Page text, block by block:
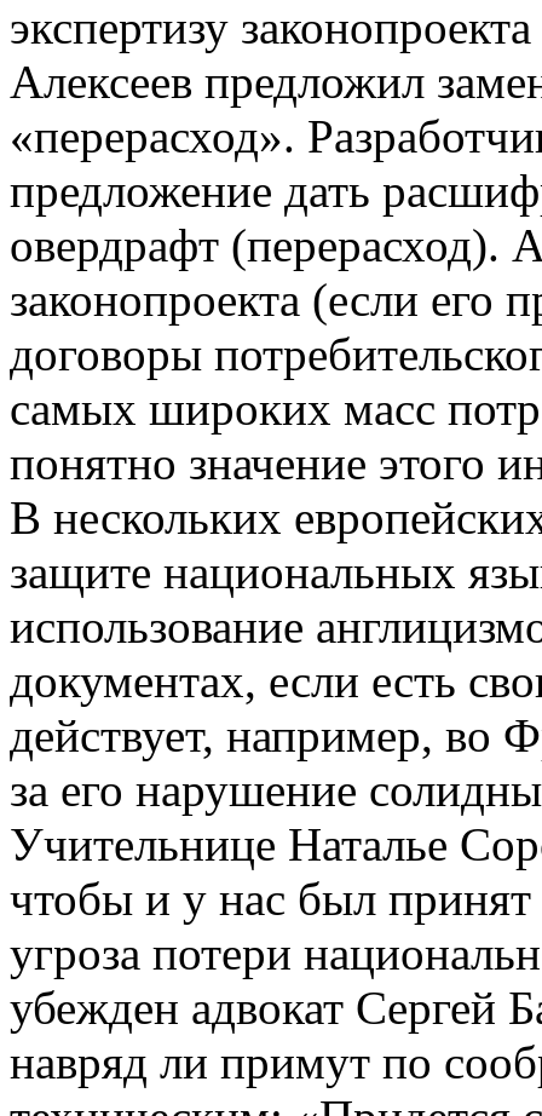
экспертизу
Алексеев предложил
«перерасход».
предложение дать
овердрафт (перерасход).
законопроекта (если его
договоры
самых широких масс
понятно значение этого
В нескольких
защите национальных
использование
документах, если есть
действует, например,
за его нарушение
Учительнице Наталье
чтобы и у нас был
угроза потери
убежден адвокат Сергей
навряд ли примут по